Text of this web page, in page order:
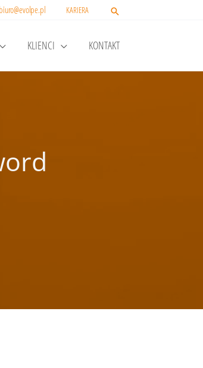
biuro@evolpe.pl KARIERA
KLIENCI KONTAKT